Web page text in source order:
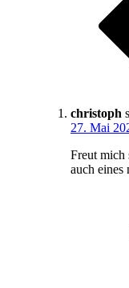
christoph
27. Mai
Freut mich
auch eines